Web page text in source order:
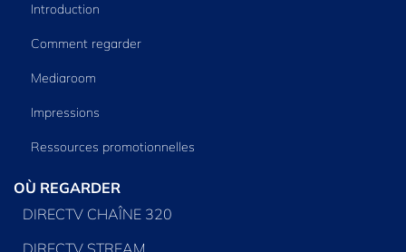
Introduction
Comment regarder
Mediaroom
Impressions
Ressources promotionnelles
OÙ REGARDER
DIRECTV CHAÎNE 320
DIRECTV STREAM